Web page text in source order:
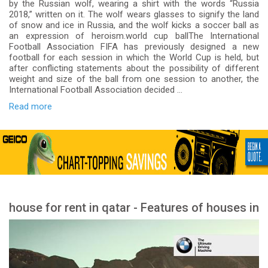
by the Russian wolf, wearing a shirt with the words “Russia
2018,” written on it. The wolf wears glasses to signify the land
of snow and ice in Russia, and the wolf kicks a soccer ball as
an expression of heroism.world cup ballThe International
Football Association FIFA has previously designed a new
football for each session in which the World Cup is held, but
after conflicting statements about the possibility of different
weight and size of the ball from one session to another, the
International Football Association decided ...
Read more
house for rent in qatar - Features of houses in